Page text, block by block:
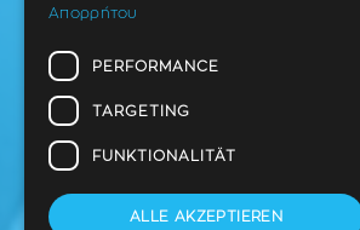
Th. Litsa 10 – Tavaki (Ecke),
Thermi – Thessaloniki
PLZ 57001
2310 46 10 44
Απορρήτου
PERFORMANCE
TARGETING
FUNKTIONALITÄT
ALLE AKZEPTIEREN